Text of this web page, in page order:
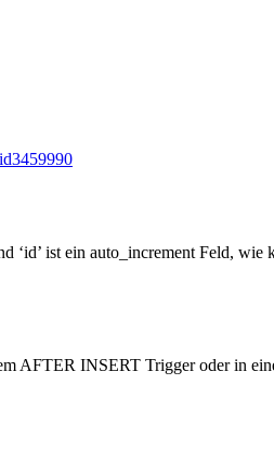
‘id’ ist ein auto_increment Feld,
AFTER INSERT Trigger oder in